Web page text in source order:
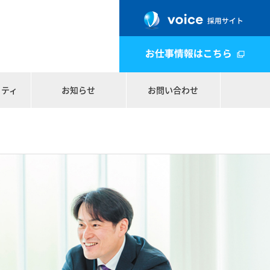
ィ お知らせ お問い合わせ